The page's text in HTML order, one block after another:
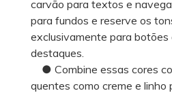
carvão para textos e
para fundos e reserve os
exclusivamente para botões
destaques.
● Combine essas cores
quentes como creme e linho